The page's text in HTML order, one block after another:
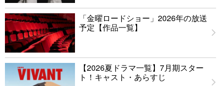
「金曜ロードショー」2026年の放送
予定【作品一覧】
【2026夏ドラマ一覧】7月期スター
ト！キャスト・あらすじ